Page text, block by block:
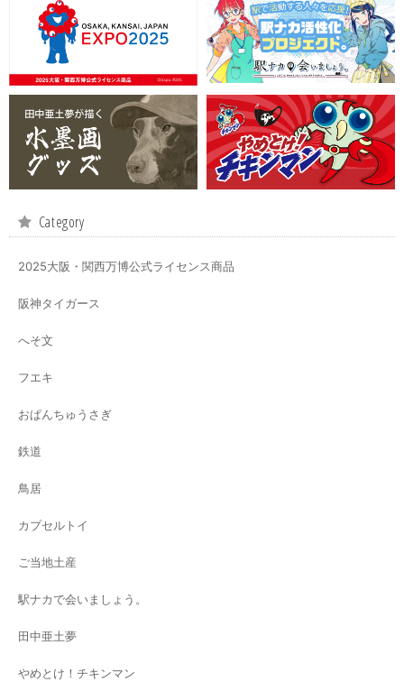
Category
2025大阪・関西万博公式ライセンス商品
阪神タイガース
へそ文
フエキ
おぱんちゅうさぎ
鉄道
鳥居
カプセルトイ
ご当地土産
駅ナカで会いましょう。
田中亜土夢
やめとけ！チキンマン